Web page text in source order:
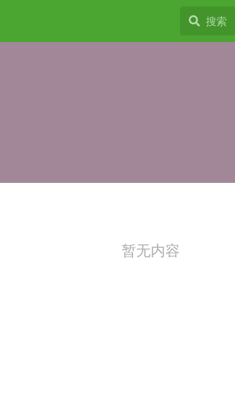
暂无内容